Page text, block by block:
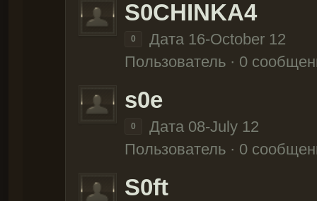
S0CHINKA4
0
Дата 16-October 12
Пользователь · 0
s0e
0
Дата 08-July 12
Пользователь · 0
S0ft